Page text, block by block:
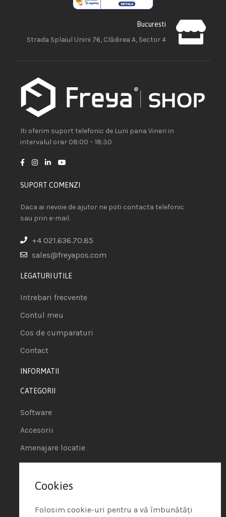
Bucuresti
Strada Splaiul Unirii 76, Clădirea A, Sector 4
Iti oferim suport telefonic de Luni pana Vineri in
intervalul orar 08:00 – 18:30
SUPORT COMENZI
Daca ai nevoie de ajutor ne poti contacta telefonic
sau prin e-mail.
+4 021.636.70.85
sales@freyapos.com
LEGATURI UTILE
Intrebari frecvente
Contul meu
Cos de cumparaturi
Contact
INFORMATII
CATEGORII
Software
Accesorii
Amenajare locatie
POS - Puncte de vanzare
Termeni si conditii
Politica de Cookie
Cookies
Folosim cookie-uri pentru a vă îmbunătăți